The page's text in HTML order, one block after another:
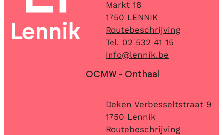
AdresMarkt 18
,1750 LENNIK
Routebeschrijving
02 532 41 15
E-mailinfo@lennik.be
OCMW - Onthaal
AdresDeken Verbesseltstraat 9
,1750 Lennik
Routebeschrijving